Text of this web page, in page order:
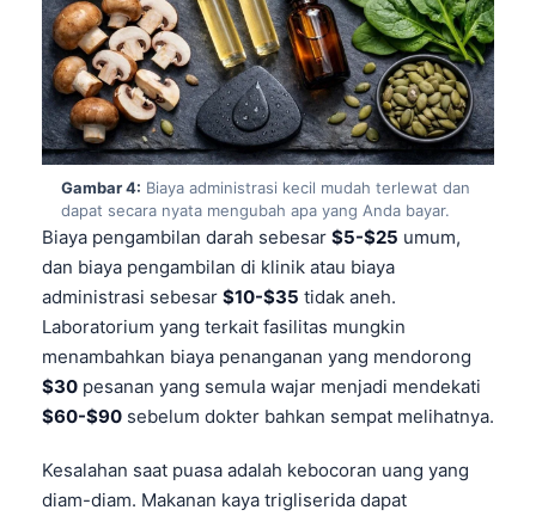
Gambar 4: Biaya administrasi kecil mudah terlewat dan
dapat secara nyata mengubah apa yang Anda bayar.
Biaya pengambilan darah sebesar $5-$25 umum,
dan biaya pengambilan di klinik atau biaya
administrasi sebesar $10-$35 tidak aneh.
Laboratorium yang terkait fasilitas mungkin
menambahkan biaya penanganan yang mendorong
$30 pesanan yang semula wajar menjadi mendekati
$60-$90 sebelum dokter bahkan sempat melihatnya.
Kesalahan saat puasa adalah kebocoran uang yang
diam-diam. Makanan kaya trigliserida dapat